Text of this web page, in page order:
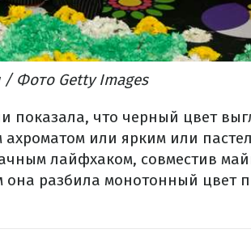
/ Фото Getty Images
показала, что черный цвет
ахроматом или ярким или
лайфхаком, совместив
она разбила монотонный цвет